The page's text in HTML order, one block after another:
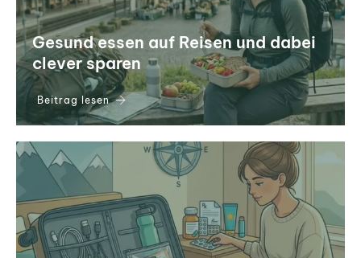
Gesund essen auf Reisen und dabei
clever sparen
Beitrag lesen